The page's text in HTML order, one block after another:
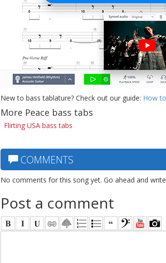
New to bass tablature? Check out our guide: How
More Peace bass tabs
Flirting USA bass tabs
COMMENTS
No comments for this song yet. Go ahead and
Post a comment